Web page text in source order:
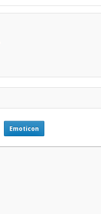
Emoticon